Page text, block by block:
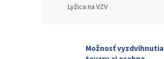
Lyžica na VZV
Možnosť vyzdvihnutia